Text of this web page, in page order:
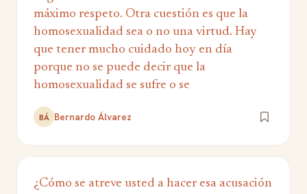
máximo respeto. Otra cuestión es que la
homosexualidad sea o no una virtud. Hay
que tener mucho cuidado hoy en día
porque no se puede decir que la
homosexualidad se sufre o se
BÁ Bernardo Álvarez
¿Cómo se atreve usted a hacer esa acusación